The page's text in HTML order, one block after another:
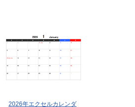
2026年エクセルカレンダ